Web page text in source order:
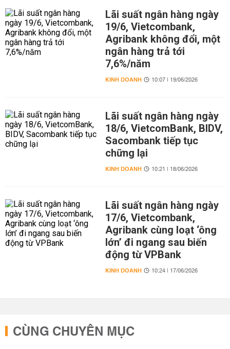
Lãi suất ngân hàng ngày
19/6, Vietcombank,
Agribank không đổi, một
ngân hàng trả tới
7,6%/năm
KINH DOANH 10:07 | 19/06/2026
Lãi suất ngân hàng ngày
18/6, VietcomBank, BIDV,
Sacombank tiếp tục
chững lại
KINH DOANH 10:21 | 18/06/2026
Lãi suất ngân hàng ngày
17/6, Vietcombank,
Agribank cùng loạt ‘ông
lớn’ đi ngang sau biến
động từ VPBank
KINH DOANH 10:24 | 17/06/2026
CÙNG CHUYÊN MỤC